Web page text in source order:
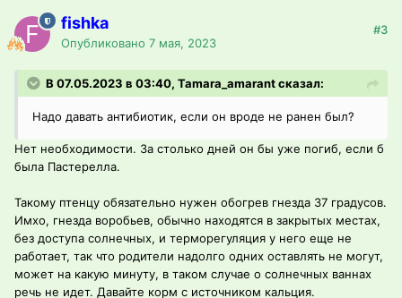
fishka
Опубликовано 7 мая, 2023
#3
В 07.05.2023 в 03:40, Tamara_amarant сказал:
Надо давать антибиотик, если он вроде не ранен был?
Нет необходимости. За столько дней он бы уже погиб, если б
была Пастерелла.
Такому птенцу обязательно нужен обогрев гнезда 37 градусов.
Имхо, гнезда воробьев, обычно находятся в закрытых местах,
без доступа солнечных, и терморегуляция у него еще не
работает, так что родители надолго одних оставлять не могут,
может на какую минуту, в таком случае о солнечных ваннах
речь не идет. Давайте корм с источником кальция.